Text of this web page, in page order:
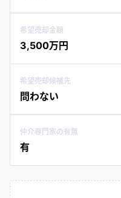
希望売却金額
3,500万円
希望売却候補先
問わない
仲介専門家の有無
有